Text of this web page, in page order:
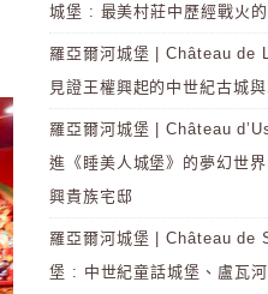
城堡 : 最美村莊中歷經戰火
羅亞爾河城堡 | Château de
見證王權興起的中世紀古城
羅亞爾河城堡 | Château
進《睡美人城堡》的夢幻世
興貴族宅邸
羅亞爾河城堡 | Château de
堡 : 中世紀童話城堡、盧瓦